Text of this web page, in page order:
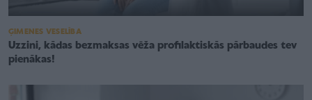
ĢIMENES VESELĪBA
Uzzini, kādas bezmaksas vēža profilaktiskās pārbaudes tev
pienākas!